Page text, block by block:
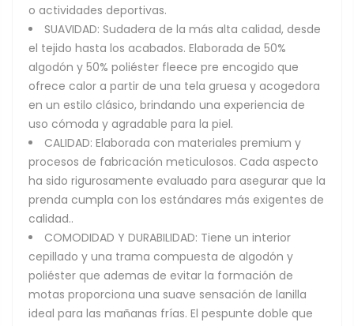
o actividades deportivas.
SUAVIDAD: Sudadera de la más alta calidad, desde
el tejido hasta los acabados. Elaborada de 50%
algodón y 50% poliéster fleece pre encogido que
ofrece calor a partir de una tela gruesa y acogedora
en un estilo clásico, brindando una experiencia de
uso cómoda y agradable para la piel.
CALIDAD: Elaborada con materiales premium y
procesos de fabricación meticulosos. Cada aspecto
ha sido rigurosamente evaluado para asegurar que la
prenda cumpla con los estándares más exigentes de
calidad..
COMODIDAD Y DURABILIDAD: Tiene un interior
cepillado y una trama compuesta de algodón y
poliéster que ademas de evitar la formación de
motas proporciona una suave sensación de lanilla
ideal para las mañanas frías. El pespunte doble que